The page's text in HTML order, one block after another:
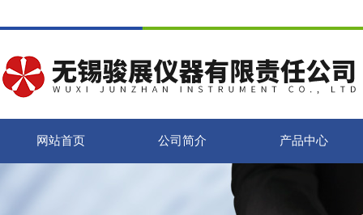
网站首页 公司简介 产品中心